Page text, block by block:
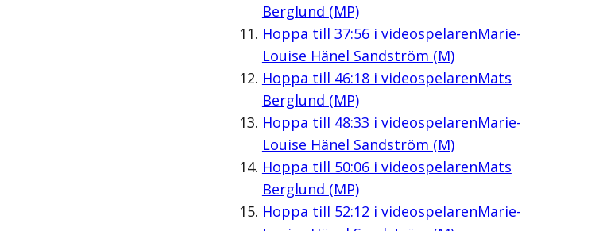
Berglund (MP)
Hoppa till 37:56i videospelarenMarie-
Louise Hänel Sandström (M)
Hoppa till 46:18i videospelarenMats
Berglund (MP)
Hoppa till 48:33 i videospelarenMarie-
Louise Hänel Sandström (M)
Hoppa till 50:06i videospelarenMats
Berglund (MP)
Hoppa till 52:12 i videospelarenMarie-